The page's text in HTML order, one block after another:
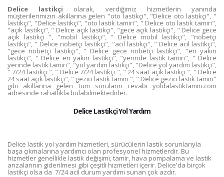
Delice lastikçi olarak, verdiğimiz hizmetlerin yanında
müşterilerimizin akıllarına gelen "oto lastikçi", "Delice oto lastikçi", "
lastikçi", "Delice lastikçi", "oto lastik tamiri", " Delice oto lastik tamiri",
"açık lastikçi", " Delice açık lastikçi", "gece açık lastikçi", " Delice gece
açık lastikçi ", "mobil lastikçi", " Delice mobil lastikçi", "nöbetçi
lastikçi", " Delice nöbetçi lastikçi", "acil lastikçi", " Delice acil lastikçi",
"gece nöbetçi lastikçi", " Delice gece nöbetçi lastikçi", "en yakın
lastikçi", " Delice en yakın lastikçi", "yerinde lastik tamiri", " Delice
yerinde lastik tamiri", "yol yardım lastikçi", "Delice yol yardım lastikçi",
" 7/24 lastikçi ", " Delice 7/24 lastikçi ", " 24 saat açık lastikçi ", " Delice
24 saat açık lastikçi", " gezici lastik tamiri ", " Delice gezici lastik tamiri"
gibi akıllarına gelen tüm soruların cevabı yoldalastiktamiri.com
adresinde rahatlıkla bulabilmektedirler.
Delice Lastikçi Yol Yardım
Delice lastik yol yardım hizmetleri, sürücülerin lastik sorunlarıyla
başa çıkmalarına yardımcı olan profesyonel hizmetlerdir. Bu
hizmetler genellikle lastik değişimi, tamir, hava pompalama ve lastik
arızalarının giderilmesi gibi çeşitli hizmetleri içerir. Delice'da birçok
lastikçi olsa da 7/24 acil durum yardımı sunan çok azdır.